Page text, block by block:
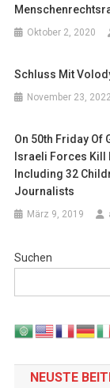
Oktober 2, 2020
Schluss Mit
November 23,
On 50th Friday Of
Israeli Forces Kill
Including 32
Journalists
März 9, 2019
Suchen
NEUSTE